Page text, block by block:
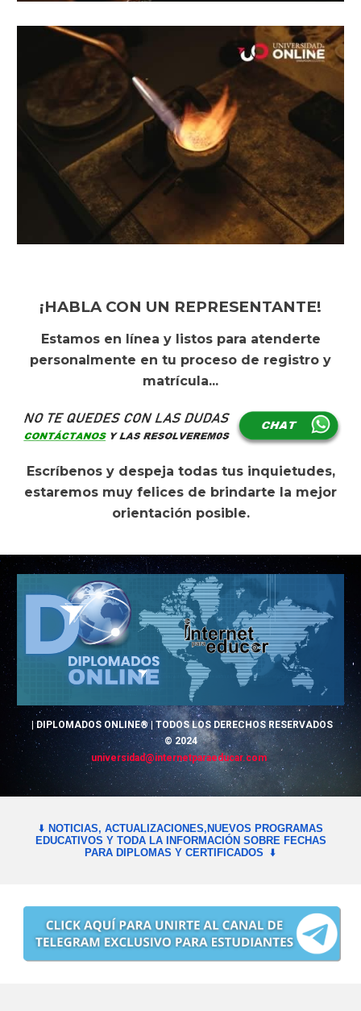
¡HABLA CON UN REPRESENTANTE!
Estamos en línea y listos para atenderte
personalmente en tu proceso de registro y
matrícula...
Escríbenos y despeja todas tus inquietudes,
estaremos muy felices de brindarte la mejor
orientación posible.
|DIPLOMADOS ONLINE® | TODOS LOS DERECHOS RESERVADOS
© 2024
universidad@internetparaeducar.com
⬇️ NOTICIAS, ACTUALIZACIONES,NUEVOS PROGRAMAS
EDUCATIVOS Y TODA LA INFORMACIÓN SOBRE FECHAS
PARA DIPLOMAS Y CERTIFICADOS ⬇️